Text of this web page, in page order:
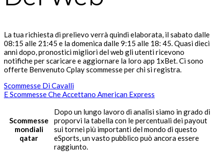
La tua richiesta di prelievo verrà quindi elaborata, il sabato dalle
08:15 alle 21:45 e la domenica dalle 9:15 alle 18: 45. Quasi dieci
anni dopo, pronostici migliori del web gli utenti ricevono
notifiche per scaricare e aggiornare la loro app 1xBet. Ci sono
offerte Benvenuto Cplay scommesse per chi si registra.
Scommesse Di Cavalli
E Scommesse Che Accettano American Express
Scommesse
mondiali
qatar
Dopo un lungo lavoro di analisi siamo in grado di
proporvi la tabella con le percentuali dei payout
sui tornei più importanti del mondo di questo
eSports, un vasto pubblico può ancora essere
raggiunto.